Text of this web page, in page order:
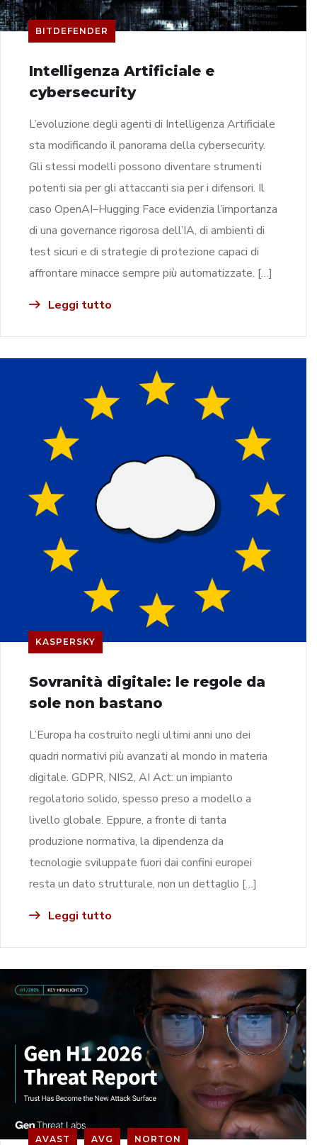
BITDEFENDER
Intelligenza Artificiale e
cybersecurity
L’evoluzione degli agenti di Intelligenza Artificiale
sta modificando il panorama della cybersecurity.
Gli stessi modelli possono diventare strumenti
potenti sia per gli attaccanti sia per i difensori. Il
caso OpenAI–Hugging Face evidenzia l’importanza
di una governance rigorosa dell’IA, di ambienti di
test sicuri e di strategie di protezione capaci di
affrontare minacce sempre più automatizzate. […]
Leggi tutto
KASPERSKY
Sovranità digitale: le regole da
sole non bastano
L’Europa ha costruito negli ultimi anni uno dei
quadri normativi più avanzati al mondo in materia
digitale. GDPR, NIS2, AI Act: un impianto
regolatorio solido, spesso preso a modello a
livello globale. Eppure, a fronte di tanta
produzione normativa, la dipendenza da
tecnologie sviluppate fuori dai confini europei
resta un dato strutturale, non un dettaglio […]
Leggi tutto
AVAST AVG NORTON